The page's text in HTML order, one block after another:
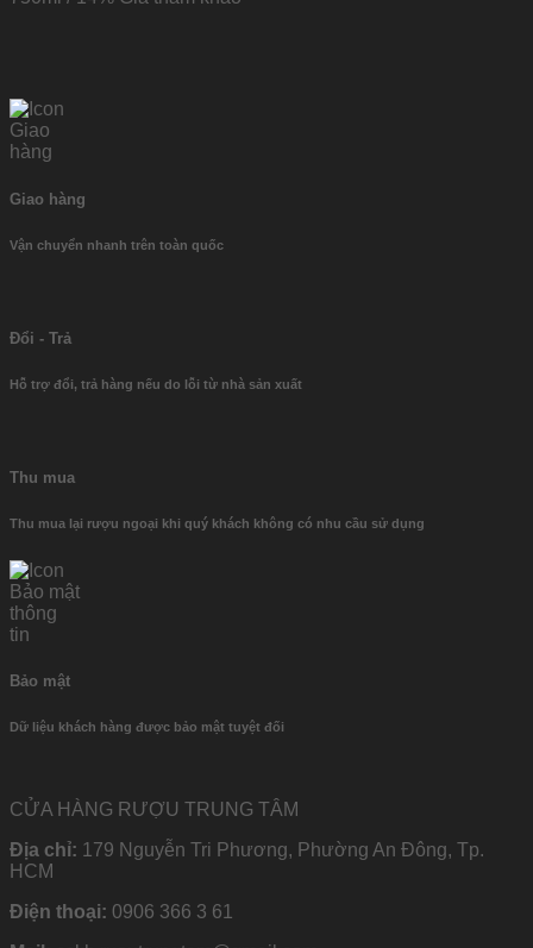
Giao hàng
Vận chuyển nhanh trên toàn quốc
Đổi - Trả
Hỗ trợ đổi, trả hàng nếu do lỗi từ nhà sản xuất
Thu mua
Thu mua lại rượu ngoại khi quý khách không có nhu cầu sử dụng
Bảo mật
Dữ liệu khách hàng được bảo mật tuyệt đối
CỬA HÀNG RƯỢU TRUNG TÂM
Địa chỉ: 179 Nguyễn Tri Phương, Phường An Đông, Tp.
HCM
Điện thoại: 0906 366 3 61